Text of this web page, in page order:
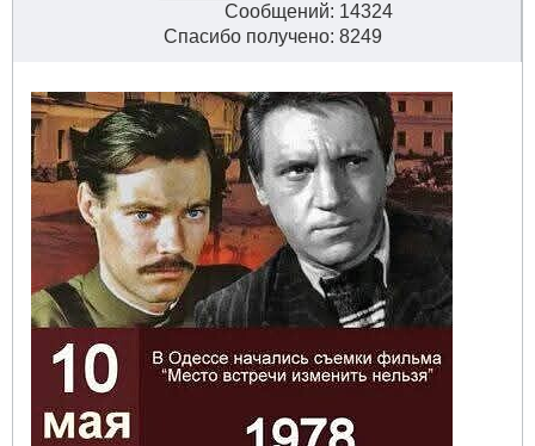
Сообщений: 14324
Спасибо получено: 8249